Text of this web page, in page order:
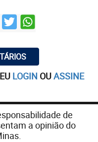
LOGIN OUASSINE
de
a opinião do